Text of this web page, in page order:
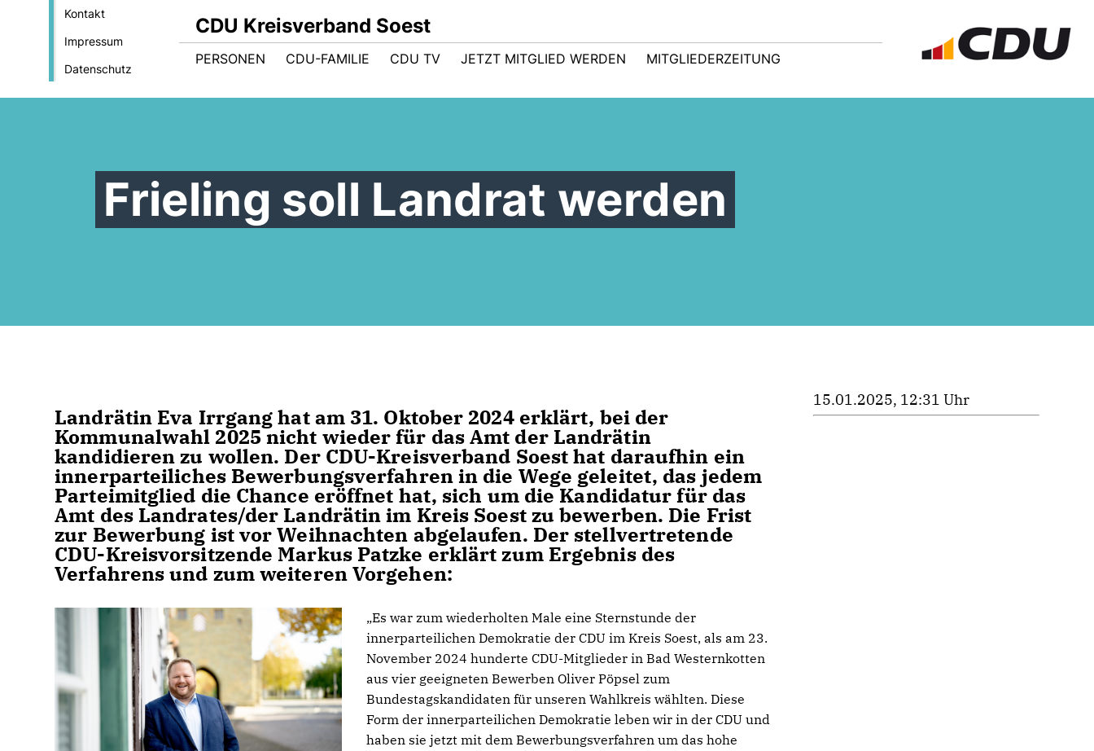
Kontakt
Impressum
Datenschutz
CDU Kreisverband Soest
PERSONEN CDU-FAMILIE CDU TV JETZT MITGLIED WERDEN MITGLIEDERZEITUNG
Frieling soll Landrat werden
Landrätin Eva Irrgang hat am 31. Oktober 2024 erklärt, bei der
Kommunalwahl 2025 nicht wieder für das Amt der Landrätin
kandidieren zu wollen. Der CDU-Kreisverband Soest hat daraufhin ein
innerparteiliches Bewerbungsverfahren in die Wege geleitet, das jedem
Parteimitglied die Chance eröffnet hat, sich um die Kandidatur für das
Amt des Landrates/der Landrätin im Kreis Soest zu bewerben. Die Frist
zur Bewerbung ist vor Weihnachten abgelaufen. Der stellvertretende
CDU-Kreisvorsitzende Markus Patzke erklärt zum Ergebnis des
Verfahrens und zum weiteren Vorgehen:
Es war zum wiederholten Male eine Sternstunde der
innerparteilichen Demokratie der CDU im Kreis Soest, als am 23.
November 2024 hunderte CDU-Mitglieder in Bad Westernkotten
aus vier geeigneten Bewerben Oliver Pöpsel zum
Bundestagskandidaten für unseren Wahlkreis wählten. Diese
Form der innerparteilichen Demokratie leben wir in der CDU und
haben sie jetzt mit dem Bewerbungsverfahren um das hohe
15.01.2025, 12:31 Uhr